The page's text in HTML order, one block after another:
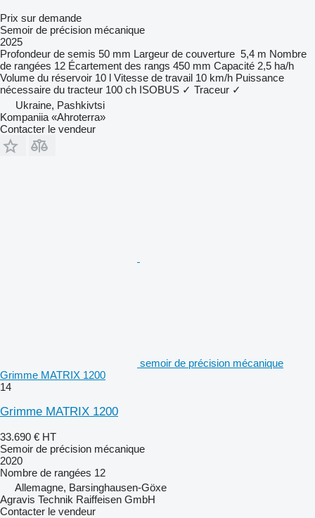
Prix sur demande
Semoir de précision mécanique
2025
Profondeur de semis 50 mm Largeur de couverture 5,4 m Nombre
de rangées 12 Écartement des rangs 450 mm Capacité 2,5 ha/h
Volume du réservoir 10 l Vitesse de travail 10 km/h Puissance
nécessaire du tracteur 100 ch ISOBUS ✓ Traceur ✓
Ukraine, Pashkivtsi
Kompaniia «Ahroterra»
Contacter le vendeur
semoir de précision mécanique
Grimme MATRIX 1200
14
Grimme MATRIX 1200
33.690 € HT
Semoir de précision mécanique
2020
Nombre de rangées 12
Allemagne, Barsinghausen-Göxe
Agravis Technik Raiffeisen GmbH
Contacter le vendeur